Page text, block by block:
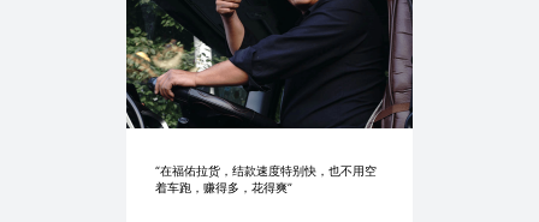
“在福佑拉货，结款速度特别快，也不用空
着车跑，赚得多，花得爽”